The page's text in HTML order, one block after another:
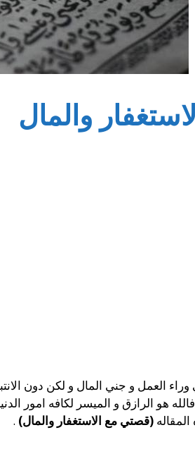
والمال
وراء العمل و جني المال و لكن دون
، فالله هو الرازق و الميسر لكافه
(قصتي مع الاستغفار والمال) .